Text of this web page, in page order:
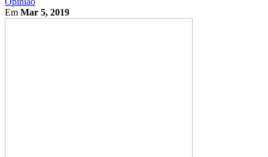
Em Mar 5, 2019